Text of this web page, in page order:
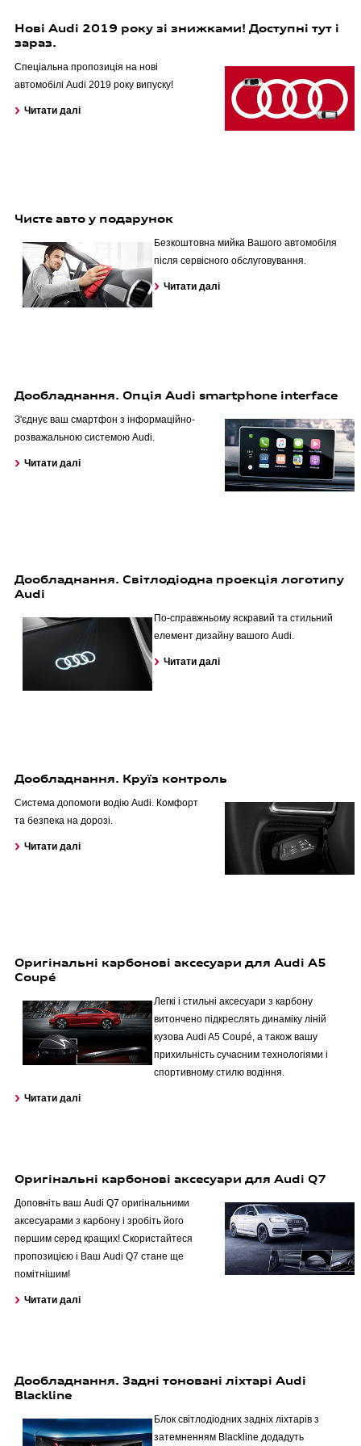
Страхування
Спеціальні пропозиції
Оригінальні запасні частини
Audi Assistance
Нові Audi 2019 року зі знижками! Доступні тут і
зараз.
Спеціальна пропозиція на нові
автомобілі Audi 2019 року випуску!
Читати далі
Чисте авто у подарунок
Безкоштовна мийка Вашого автомобіля
після сервісного обслуговування.
Читати далі
Дообладнання. Опція Audi smartphone interface
З'єднує ваш смартфон з інформаційно-
розважальною системою Audi.
Читати далі
Дообладнання. Світлодіодна проекція логотипу
Audi
По-справжньому яскравий та стильний
елемент дизайну вашого Audi.
Читати далі
Дообладнання. Круїз контроль
Система допомоги водію Audi. Комфорт
та безпека на дорозі.
Читати далі
Оригінальні карбонові аксесуари для Audi A5
Coupé
Легкі і стильні аксесуари з карбону
витончено підкреслять динаміку ліній
кузова Audi A5 Coupé, а також вашу
прихильність сучасним технологіями і
спортивному стилю водіння.
Читати далі
Оригінальні карбонові аксесуари для Audi Q7
Доповніть ваш Audi Q7 оригінальними
аксесуарами з карбону і зробіть його
першим серед кращих! Скористайтеся
пропозицією і Ваш Audi Q7 стане ще
помітнішим!
Читати далі
Дообладнання. Задні тоновані ліхтарі Audi
Blackline
Блок світлодіодних задніх ліхтарів з
затемненням Blackline додадуть